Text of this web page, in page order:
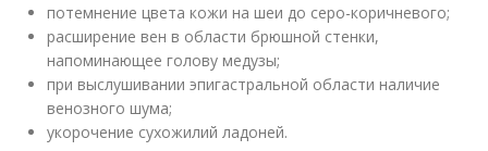
потемнение цвета кожи на шеи до серо-коричневого;
расширение вен в области брюшной стенки,
напоминающее голову медузы;
при выслушивании эпигастральной области наличие
венозного шума;
укорочение сухожилий ладоней.